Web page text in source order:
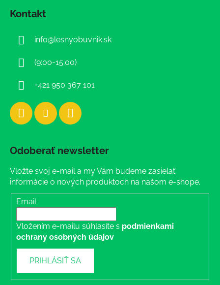
Kontakt
info@lesnyobuvnik.sk
(9:00-15:00)
+421 950 367 101
Odoberať newsletter
Vložte svoj e-mail a my Vám budeme zasielať
informácie o nových produktoch na našom e-shope.
Email
Vložením e-mailu súhlasíte s podmienkami
ochrany osobných údajov
PRIHLÁSIŤ SA